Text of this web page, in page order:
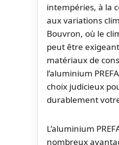
intempéries, à la
aux variations
Bouvron, où le
peut être
matériaux de
l’aluminium
choix judicieux
durablement
L’aluminium
nombreux